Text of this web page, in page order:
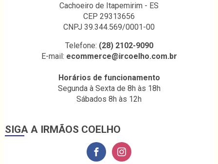
Cachoeiro de Itapemirim - ES
CEP 29313656
CNPJ 39.344.569/0001-00
Telefone: (28) 2102-9090
E-mail: ecommerce@ircoelho.com.br
Horários de funcionamento
Segunda à Sexta de 8h às 18h
Sábados 8h às 12h
SIGA A IRMÃOS COELHO